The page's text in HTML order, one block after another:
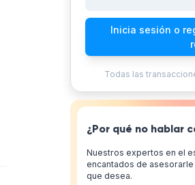
Inicia sesión o
Todas las
¿Por qué no hablar
Nuestros expertos en el
encantados de
que desea.